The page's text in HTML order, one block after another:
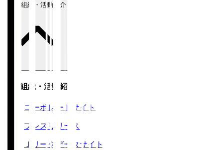
運営組織・活動紹介
運営組織・活動紹介
コーポレートサイト
プレスリリース
Ｊリーグデータサイト